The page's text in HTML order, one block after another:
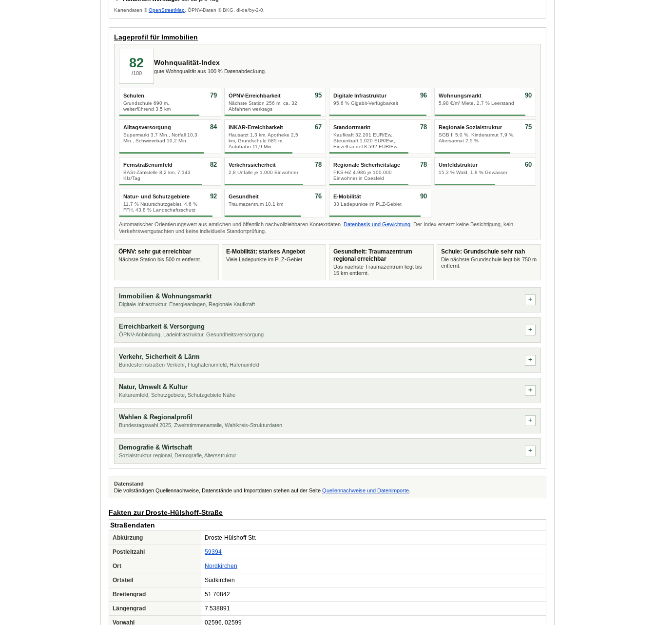
Kartendaten ©OpenStreetMap , ÖPNV-Daten © BKG, dl-de/by-2-0.
Lageprofil für Immobilien
82
/100
Wohnqualität-Index
gute Wohnqualität aus 100 % Datenabdeckung.
Schulen
Grundschule 690 m,
weiterführend 3,5 km
79 ÖPNV-Erreichbarkeit
Nächste Station 256 m, ca. 32
Abfahrten werktags
95 Digitale Infrastruktur
95,6 % Gigabit-Verfügbarkeit
96 Wohnungsmarkt
5,98 €/m² Miete, 2,7 % Leerstand
90
Alltagsversorgung
Supermarkt 3,7 Min., Notfall 10,3
Min., Schwimmbad 10,2 Min.
84 INKAR-Erreichbarkeit
Hausarzt 1,3 km, Apotheke 2,5
km, Grundschule 685 m,
Autobahn 11,9 Min.
67 Standortmarkt
Kaufkraft 32.201 EUR/Ew.,
Steuerkraft 1.020 EUR/Ew.,
Einzelhandel 8.592 EUR/Ew.
78 Regionale Sozialstruktur
SGB II 5,0 %, Kinderarmut 7,9 %,
Altersarmut 2,5 %
75
Fernstraßenumfeld
BASt-Zählstelle 8,2 km, 7.143
Kfz/Tag
82 Verkehrssicherheit
2,8 Unfälle je 1.000 Einwohner
78 Regionale Sicherheitslage
PKS-HZ 4.986 je 100.000
Einwohner in Coesfeld
78 Umfeldstruktur
15,3 % Wald, 1,8 % Gewässer
60
Natur- und Schutzgebiete
11,7 % Naturschutzgebiet, 4,6 %
FFH, 43,8 % Landschaftsschutz
92 Gesundheit
Traumazentrum 10,1 km
76 E-Mobilität
33 Ladepunkte im PLZ-Gebiet
90
Automatischer Orientierungswert aus amtlichen und öffentlich nachvollziehbaren Kontextdaten. Datenbasis und Gewichtung . Der Index ersetzt keine Besichtigung, kein
Verkehrswertgutachten und keine individuelle Standortprüfung.
ÖPNV: sehr gut erreichbar
Nächste Station bis 500 m entfernt.
E-Mobilität: starkes Angebot
Viele Ladepunkte im PLZ-Gebiet.
Gesundheit: Traumazentrum
regional erreichbar
Das nächste Traumazentrum liegt bis
15 km entfernt.
Schule: Grundschule sehr nah
Die nächste Grundschule liegt bis 750 m
entfernt.
Immobilien & Wohnungsmarkt
Digitale Infrastruktur, Energieanlagen, Regionale Kaufkraft
Erreichbarkeit & Versorgung
ÖPNV-Anbindung, Ladeinfrastruktur, Gesundheitsversorgung
Verkehr, Sicherheit & Lärm
Bundesfernstraßen-Verkehr, Flughafenumfeld, Hafenumfeld
Natur, Umwelt & Kultur
Kulturumfeld, Schutzgebiete, Schutzgebiete Nähe
Wahlen & Regionalprofil
Bundestagswahl 2025, Zweitstimmenanteile, Wahlkreis-Strukturdaten
Demografie & Wirtschaft
Sozialstruktur regional, Demografie, Altersstruktur
Datenstand
Die vollständigen Quellennachweise, Datenstände und Importdaten stehen auf der Seite Quellennachweise und Datenimporte
Fakten zur Droste-Hülshoff-Straße
Straßendaten
Abkürzung Droste-Hülshoff-Str.
Postleitzahl 59394
Ort Nordkirchen
Ortsteil Südkirchen
Breitengrad 51.70842
Längengrad 7.538891
Vorwahl 02596, 02599